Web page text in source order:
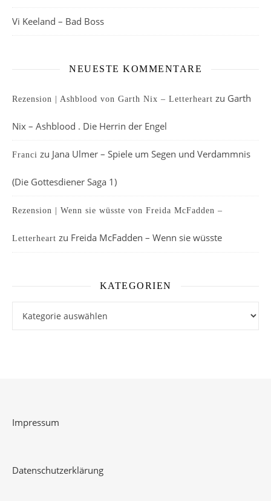
Vi Keeland – Bad Boss
NEUESTE KOMMENTARE
Rezension | Ashblood von Garth Nix – Letterheart zu Garth
Nix – Ashblood . Die Herrin der Engel
Franci zu Jana Ulmer – Spiele um Segen und Verdammnis
(Die Gottesdiener Saga 1)
Rezension | Wenn sie wüsste von Freida McFadden –
Letterheart zu Freida McFadden – Wenn sie wüsste
KATEGORIEN
Impressum
Datenschutzerklärung